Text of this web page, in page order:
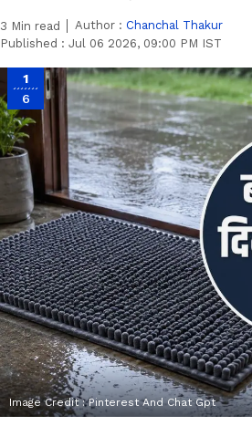
3 Min read Author : Chanchal Thakur
Published : Jul 06 2026, 09:00 PM IST
1
6
Image Credit :Pinterest And Chat Gpt